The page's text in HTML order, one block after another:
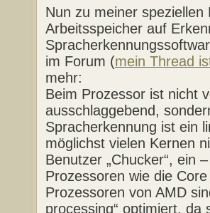
Nun zu meiner
Arbeitsspeicher auf
im Forum (mein Thread
mehr:
Beim Prozessor ist nicht
ausschlaggebend,
Spracherkennung ist ein
möglichst vielen Kernen
Benutzer „Chucker“, ein
Prozessoren wie die
Prozessoren von AMD
processing“ optimiert, da